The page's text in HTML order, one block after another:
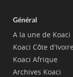
Général
A la une de Koaci
Koaci Côte d'Ivoire
Koaci Afrique
Archives Koaci